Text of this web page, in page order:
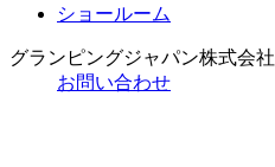
ショールーム
グランピングジャパン株式会社
お問い合わせ